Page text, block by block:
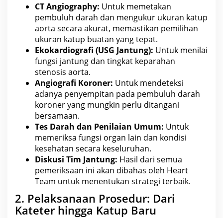
CT Angiography: Untuk memetakan
pembuluh darah dan mengukur ukuran katup
aorta secara akurat, memastikan pemilihan
ukuran katup buatan yang tepat.
Ekokardiografi (USG Jantung): Untuk menilai
fungsi jantung dan tingkat keparahan
stenosis aorta.
Angiografi Koroner: Untuk mendeteksi
adanya penyempitan pada pembuluh darah
koroner yang mungkin perlu ditangani
bersamaan.
Tes Darah dan Penilaian Umum: Untuk
memeriksa fungsi organ lain dan kondisi
kesehatan secara keseluruhan.
Diskusi Tim Jantung: Hasil dari semua
pemeriksaan ini akan dibahas oleh Heart
Team untuk menentukan strategi terbaik.
2. Pelaksanaan Prosedur: Dari
Kateter hingga Katup Baru